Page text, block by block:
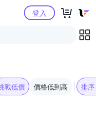
購物中心登入
戰低價 價格低到高 排序